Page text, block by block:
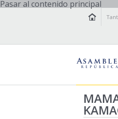
Pasar al contenido principal